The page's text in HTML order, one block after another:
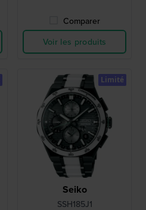
Comparer
Voir les produits
Seiko
SSH185J1
Limité